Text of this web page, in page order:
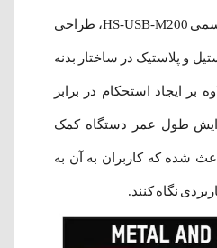
دیگر فلش مموری هایک سمی HS-USB-M200، طراحی
و پلاستیک در ساختار بدنه
بر ایجاد استحکام در برابر
طول عمر دستگاه کمک
شده که کاربران به آن به
نگاه کنند.